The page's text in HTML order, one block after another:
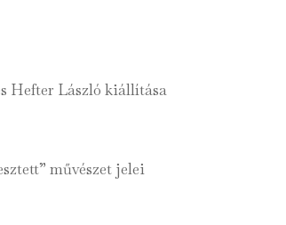
Hefter László kiállítása
művészet jelei